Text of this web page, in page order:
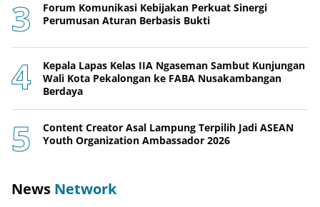
Forum Komunikasi Kebijakan Perkuat Sinergi
Perumusan Aturan Berbasis Bukti
Kepala Lapas Kelas IIA Ngaseman Sambut Kunjungan
Wali Kota Pekalongan ke FABA Nusakambangan
Berdaya
Content Creator Asal Lampung Terpilih Jadi ASEAN
Youth Organization Ambassador 2026
News Network